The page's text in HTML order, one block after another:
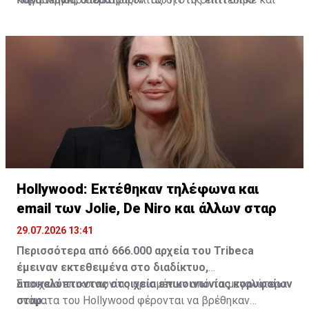
προχωρήσουν σε παρόμοιες καταγγελίες.
Hollywood: Εκτέθηκαν τηλέφωνα και
email των Jolie, De Niro και άλλων σταρ
29.07.2026 13:41
Περισσότερα από 666.000 αρχεία του Tribeca
έμειναν εκτεθειμένα στο διαδίκτυο,
αποκαλύπτοντας στοιχεία επικοινωνίας κορυφαίων
σταρ.
Στοιχεία επικοινωνίας ορισμένων από τα μεγαλύτερα
ονόματα του Hollywood φέρονται να βρέθηκαν